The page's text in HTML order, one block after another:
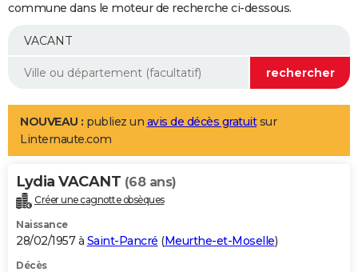
Essais
Réserver un essai
Citadines
Berlines
SUV
Forum auto
+
Mobiles
Meilleur smartphone
Internet
Ordinateurs
Jeux vidéo
Guide high-tech
Aménagement intérieur
LIFESTYLE
Art de vivre
Bien-être
Loisirs
Mode
Modes de vie
Alimentation
Guide de la santé
Maladies
Médicaments
Sommeil
VOYAGE
Destinations
City break
Voyage nature
Voyage de noces
Forum
Climat
+PHOTO
GUIDES D'ACHAT
commune dans le moteur de recherche ci-dessous.
NOUVEAU : publiez un avis de décès gratuitsur
Linternaute.com
Lydia VACANT (68 ans)
Créer une cagnotte obsèques
Naissance
28/02/1957 à Saint-Pancré (Meurthe-et-Moselle)
Décès